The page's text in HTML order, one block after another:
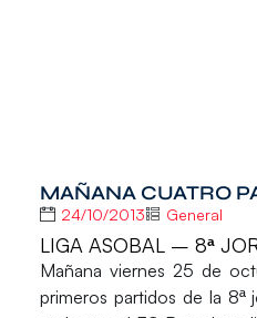
MAÑANA CUATRO
24/10/2013 General
LIGA ASOBAL – 8ª
Mañana viernes 25 de
primeros partidos de la 8ª